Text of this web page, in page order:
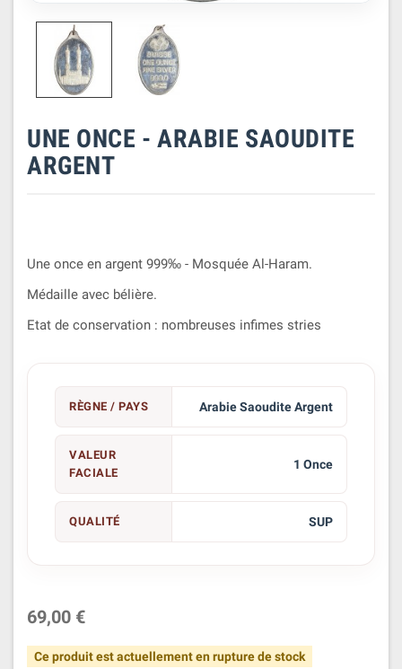
UNE ONCE - ARABIE SAOUDITE
ARGENT
Une once en argent 999‰ - Mosquée Al-Haram.
Médaille avec bélière.
Etat de conservation : nombreuses infimes stries
RÈGNE / PAYS Arabie Saoudite Argent
VALEUR
FACIALE
1 Once
QUALITÉ SUP
69,00 €
Ce produit est actuellement en rupture de stock